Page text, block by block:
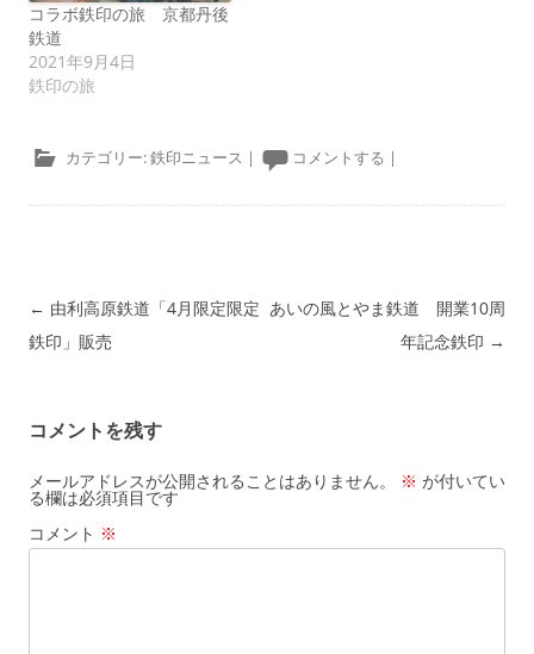
コラボ鉄印の旅 京都丹後
鉄道
2021年9月4日
鉄印の旅
カテゴリー:鉄印ニュース | コメントする |
投稿ナビゲーション
← 由利高原鉄道「4月限定限定
鉄印」販売
あいの風とやま鉄道 開業10周
年記念鉄印 →
コメントを残す
メールアドレスが公開されることはありません。 ※ が付いてい
る欄は必須項目です
コメント ※